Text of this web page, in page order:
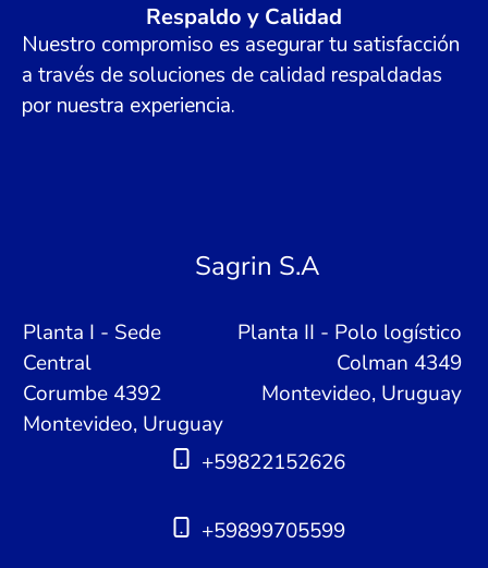
Respaldo y Calidad
Nuestro compromiso es asegurar tu satisfacción
a través de soluciones de calidad respaldadas
por nuestra experiencia.
Sagrin S.A
Planta I - Sede
Central
Corumbe 4392
Montevideo, Uruguay
Planta II - Polo logístico
Colman 4349
Montevideo, Uruguay
+59822152626
+59899705599